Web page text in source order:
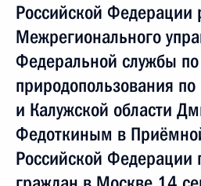
Российской Федерации
Межрегионального
Федеральной службы
природопользования
и Калужской области
Федоткиным в
Российской Федерации